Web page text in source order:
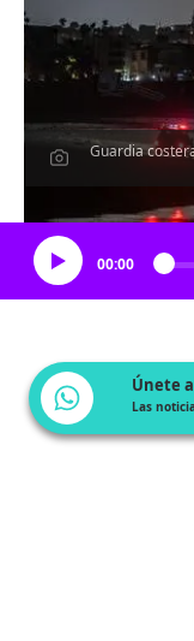
Guardia
00:00
Únete
Las